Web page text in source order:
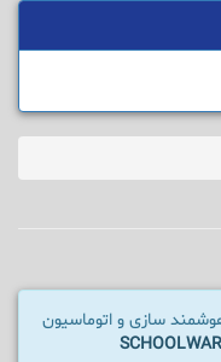
سازی و اتوماسیون